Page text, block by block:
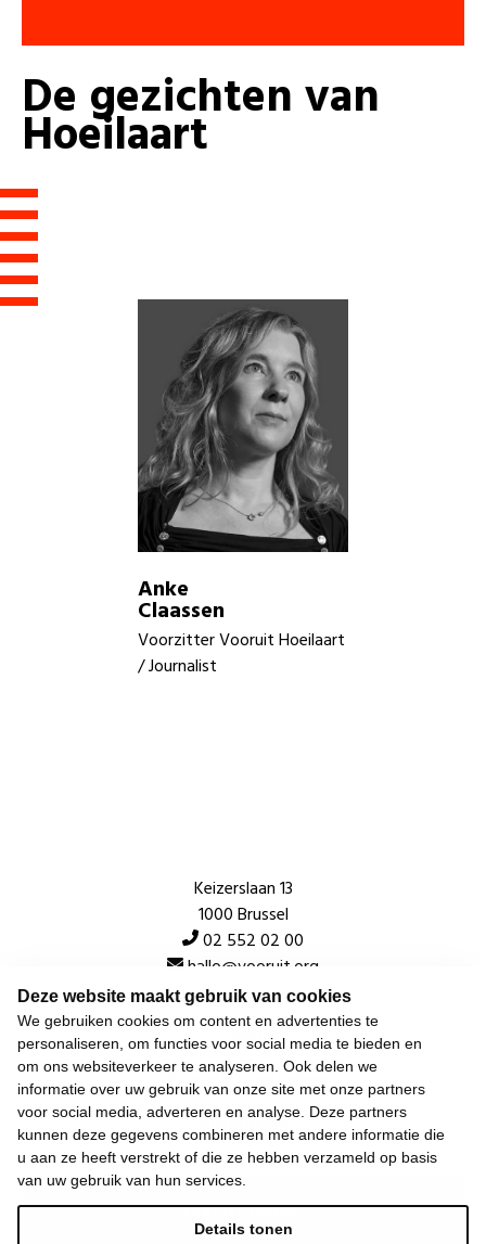
Deze website maakt gebruik van cookies
We gebruiken cookies om content en advertenties te
personaliseren, om functies voor social media te bieden en
om ons websiteverkeer te analyseren. Ook delen we
informatie over uw gebruik van onze site met onze partners
voor social media, adverteren en analyse. Deze partners
kunnen deze gegevens combineren met andere informatie die
u aan ze heeft verstrekt of die ze hebben verzameld op basis
van uw gebruik van hun services.
Details tonen
De gezichtenvan
Hoeilaart
Anke
Claassen
Voorzitter Vooruit Hoeilaart
/ Journalist
Keizerslaan 13
1000 Brussel
02 552 02 00
hallo@vooruit.org
Snel
Over de beweging
Algemeen
Laatste nieuws